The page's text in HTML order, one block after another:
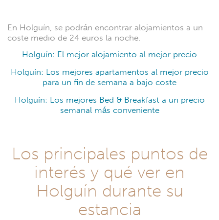
En Holguín, se podrán encontrar alojamientos a un
coste medio de 24 euros la noche.
Holguín: El mejor alojamiento al mejor precio
Holguín: Los mejores apartamentos al mejor precio
para un fin de semana a bajo coste
Holguín: Los mejores Bed & Breakfast a un precio
semanal más conveniente
Los principales puntos de
interés y qué ver en
Holguín durante su
estancia